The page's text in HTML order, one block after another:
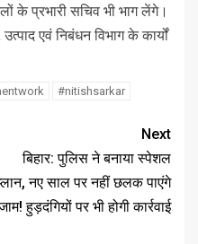
के प्रभारी सचिव भी भाग लेंगे।
एवं निबंधन विभाग के कार्यों
#nitishsarkar
Next
बिहार: पुलिस ने बनाया स्पेशल
नए साल पर नहीं छलक पाएंगे
हुड़दंगियों पर भी होगी कार्रवाई